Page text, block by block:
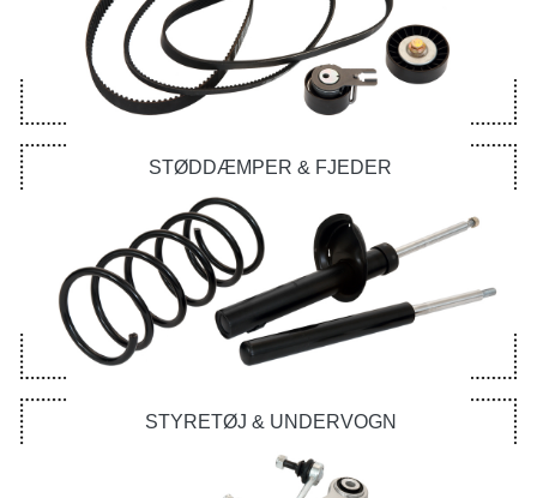
STØDDÆMPER & FJEDER
STYRETØJ & UNDERVOGN